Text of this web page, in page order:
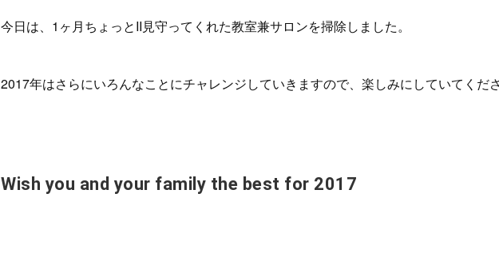
今日は、1ヶ月ちょっとII見守ってくれた教室兼サロンを掃除しました。
2017年はさらにいろんなことにチャレンジしていきますので、楽しみにしていてくだ
Wish you and your family the best for 2017